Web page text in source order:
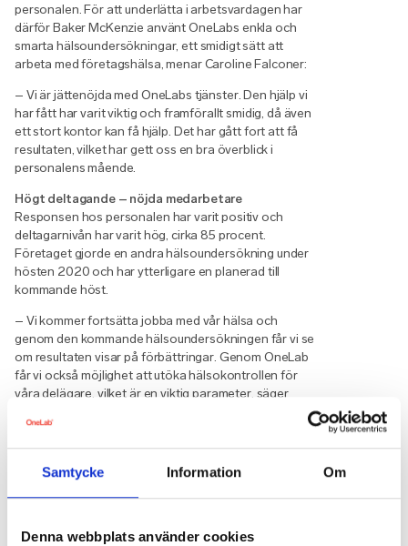
Samtycke Information Om
Denna webbplats använder cookies
personalen. För att underlätta i arbetsvardagen har
därför Baker McKenzie använt OneLabs enkla och
smarta hälsoundersökningar, ett smidigt sätt att
arbeta med företagshälsa, menar Caroline Falconer:
– Vi är jättenöjda med OneLabs tjänster. Den hjälp vi
har fått har varit viktig och framförallt smidig, då även
ett stort kontor kan få hjälp. Det har gått fort att få
resultaten, vilket har gett oss en bra överblick i
personalens mående.
Högt deltagande – nöjda medarbetare
Responsen hos personalen har varit positiv och
deltagarnivån har varit hög, cirka 85 procent.
Företaget gjorde en andra hälsoundersökning under
hösten 2020 och har ytterligare en planerad till
kommande höst.
– Vi kommer fortsätta jobba med vår hälsa och
genom den kommande hälsoundersökningen får vi se
om resultaten visar på förbättringar. Genom OneLab
får vi också möjlighet att utöka hälsokontrollen för
våra delägare, vilket är en viktig parameter, säger
feedbacken som de önskat av företagen. Istället för
att få uppföljning hela vägen har det oftast stannat av
tjänster har de istället fått möjligheten att på både